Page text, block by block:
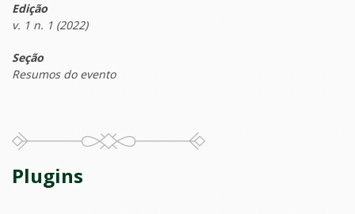
Edição
v. 1 n. 1 (2022)
Seção
Resumos do evento
Plugins